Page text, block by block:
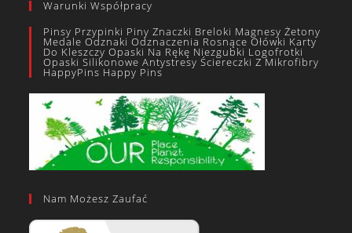
Warunki Współpracy
Pinsy Przypinki Piny Znaczki Breloki Magnesy Żetony
Medale Odznaki Odznaczenia Rosnące Ołówki Karty
Do Kleszczy Opaski Na Rękę Niezgubki Logofrotki
Opaski Silikonowe Antystresy Ściereczki Z Mikrofibry
HappyPins Happy Pins
Nam Możesz Zaufać